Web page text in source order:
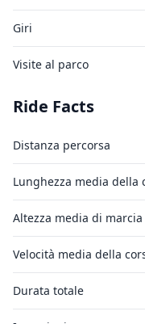
Giri
Visite al parco
Ride Facts
Distanza percorsa
Lunghezza media della
Altezza media di marcia
Velocità media della
Durata totale